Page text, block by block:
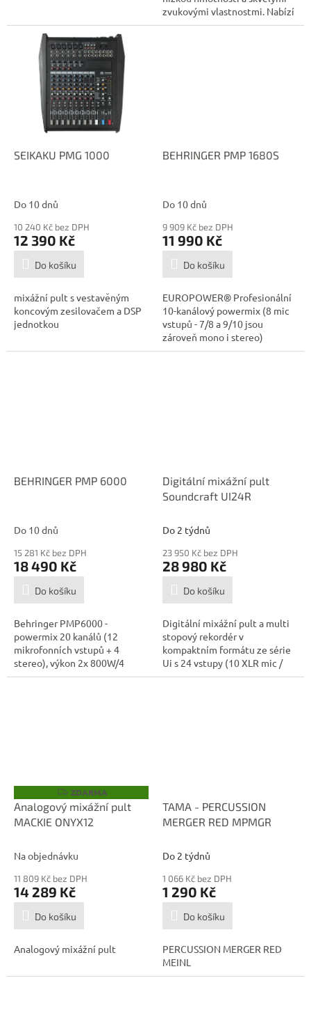
zvukovými vlastnostmi. Nabízí
výkon...
SEIKAKU PMG 1000
Do 10 dnů
10 240 Kč bez DPH
12 390 Kč
Do košíku
mixážní pult s vestavěným
koncovým zesilovačem a DSP
jednotkou
BEHRINGER PMP 1680S
Do 10 dnů
9 909 Kč bez DPH
11 990 Kč
Do košíku
EUROPOWER® Profesionální
10-kanálový powermix (8 mic
vstupů - 7/8 a 9/10 jsou
zároveň mono i stereo)
BEHRINGER PMP 6000
Do 10 dnů
15 281 Kč bez DPH
18 490 Kč
Do košíku
Behringer PMP6000 -
powermix 20 kanálů (12
mikrofonních vstupů + 4
stereo), výkon 2x 800W/4
Ohmů, 2x 600W/8 Ohmů, 1x...
Digitální mixážní pult
Soundcraft UI24R
Do 2 týdnů
23 950 Kč bez DPH
28 980 Kč
Do košíku
Digitální mixážní pult a multi
stopový rekordér v
kompaktním formátu ze série
Ui s 24 vstupy (10 XLR mic /
line, 10 XLR.
Z
D
A
R
ZDARMA
Analogový mixážní pult
MACKIE ONYX12
Na objednávku
11 809 Kč bez DPH
14 289 Kč
Do košíku
Analogový mixážní pult
TAMA - PERCUSSION
MERGER RED MPMGR
Do 2 týdnů
1 066 Kč bez DPH
1 290 Kč
Do košíku
PERCUSSION MERGER RED
MEINL